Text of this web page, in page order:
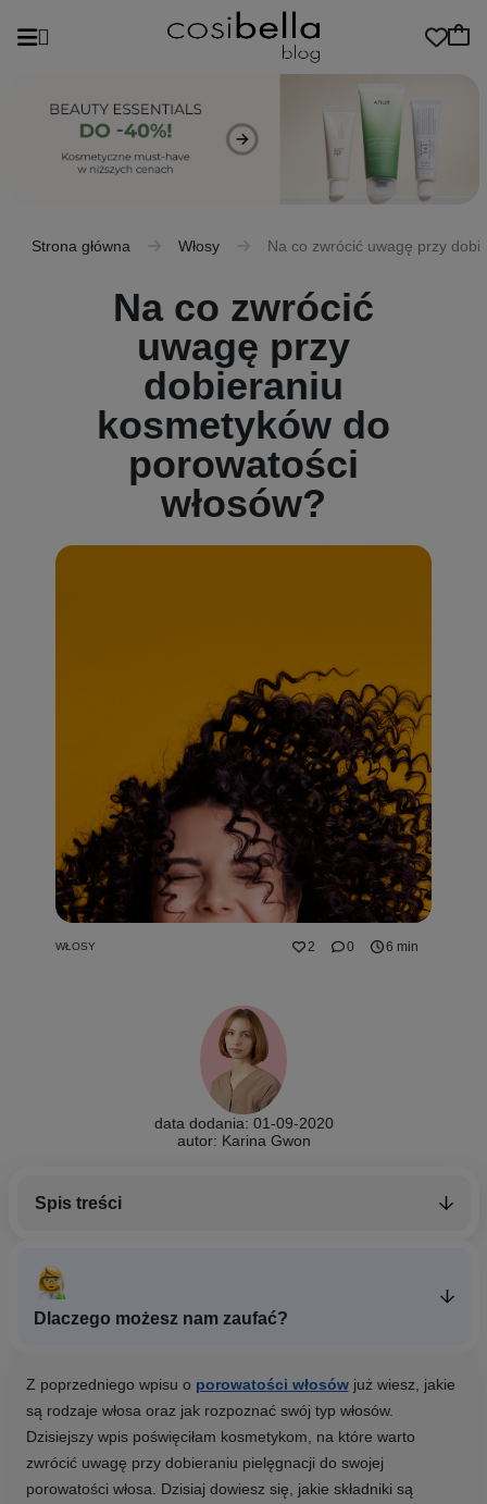
Strona główna Włosy Na co zwrócić uwagę przy
Na co zwrócić
uwagę przy
dobieraniu
kosmetyków do
porowatości
włosów?
WŁOSY 2 0 6 min
data dodania: 01-09-2020
autor: Karina Gwon
Spis treści
Z poprzedniego wpisu o porowatości włosówjuż wiesz, jakie
są rodzaje włosa oraz jak rozpoznać swój typ włosów.
Dzisiejszy wpis poświęciłam kosmetykom, na które warto
zwrócić uwagę przy dobieraniu pielęgnacji do swojej
porowatości włosa. Dzisiaj dowiesz się, jakie składniki są
Dlaczego możesz nam zaufać?